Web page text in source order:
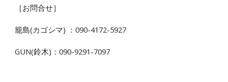
［お問合せ］
籠島(カゴシマ) ：090-4172-5927
GUN(鈴木)：090-9291-7097